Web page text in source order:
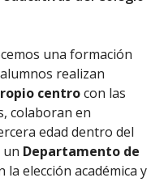
) - Diurno (Presencial)
- Concertado
- Diurno (Presencial) -
una formación
realizan
centrocon las
colaboran en
edad dentro del
un Departamento de
la elección académica y